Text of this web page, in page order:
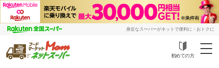
身近なスーパーがネットで便利に・おトクに
初めての方